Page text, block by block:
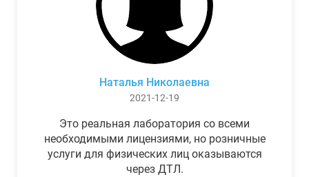
Наталья Николаевна
2021-12-19
Это реальная лаборатория со всеми
необходимыми лицензиями, но розничные
услуги для физических лиц оказываются
через ДТЛ.